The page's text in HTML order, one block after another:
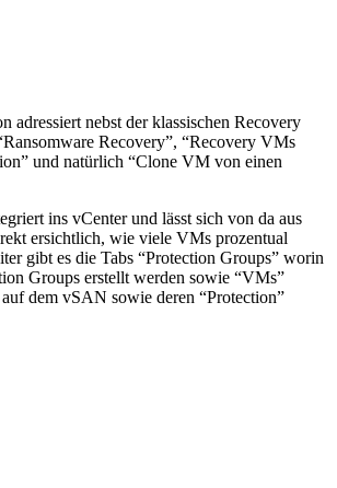
adressiert nebst der klassischen Recovery
Recovery”, “Recovery VMs
und natürlich “Clone VM von einen
ins vCenter und lässt sich von da aus
ersichtlich, wie viele VMs prozentual
gibt es die Tabs “Protection Groups” worin
Groups erstellt werden sowie “VMs”
dem vSAN sowie deren “Protection”